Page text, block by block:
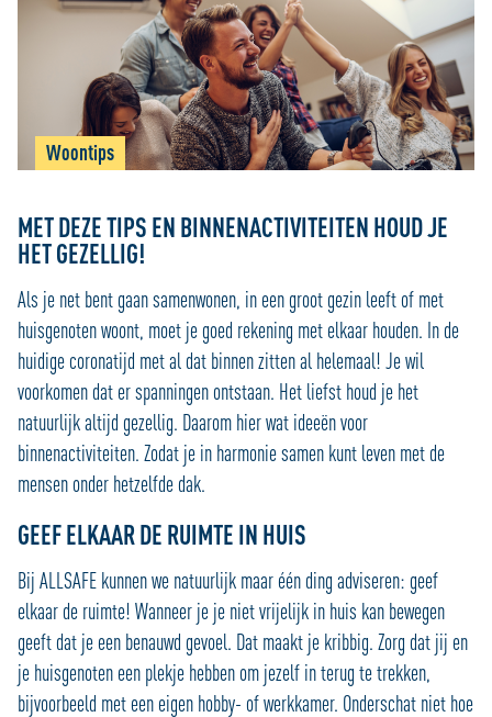
Woontips
MET DEZE TIPS EN BINNENACTIVITEITEN HOUD JE
HET GEZELLIG!
Als je net bent gaan samenwonen, in een groot gezin leeft of met
huisgenoten woont, moet je goed rekening met elkaar houden. In de
huidige coronatijd met al dat binnen zitten al helemaal! Je wil
voorkomen dat er spanningen ontstaan. Het liefst houd je het
natuurlijk altijd gezellig. Daarom hier wat ideeën voor
binnenactiviteiten. Zodat je in harmonie samen kunt leven met de
mensen onder hetzelfde dak.
GEEF ELKAAR DE RUIMTE IN HUIS
Bij ALLSAFE kunnen we natuurlijk maar één ding adviseren: geef
elkaar de ruimte! Wanneer je je niet vrijelijk in huis kan bewegen
geeft dat je een benauwd gevoel. Dat maakt je kribbig. Zorg dat jij en
je huisgenoten een plekje hebben om jezelf in terug te trekken,
bijvoorbeeld met een eigen hobby- of werkkamer. Onderschat niet hoe